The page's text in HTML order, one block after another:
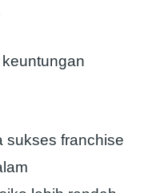
sukses franchise